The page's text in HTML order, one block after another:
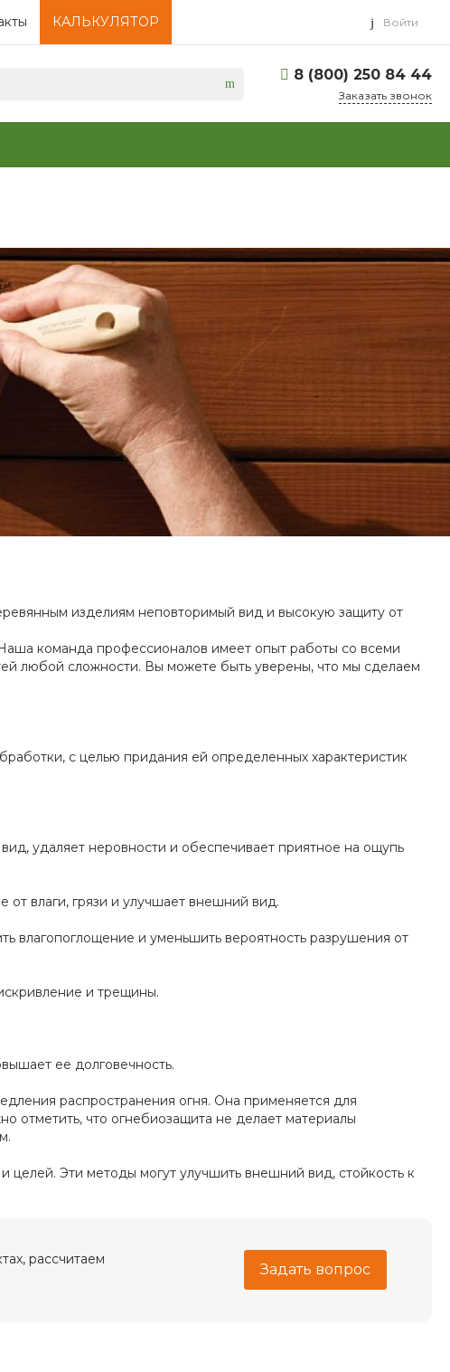
КАЛЬКУЛЯТОР Войти
8 (800) 250 84 44
Заказать звонок
изделиям неповторимый вид и высокую защиту от
команда профессионалов имеет опыт работы со всеми
любой сложности. Вы можете быть уверены, что мы сделаем
с целью придания ей определенных характеристик
удаляет неровности и обеспечивает приятное на ощупь
влаги, грязи и улучшает внешний вид.
влагопоглощение и уменьшить вероятность разрушения от
и трещины.
ее долговечность.
распространения огня. Она применяется для
отметить, что огнебиозащита не делает материалы
целей. Эти методы могут улучшить внешний вид, стойкость к
рассчитаем
Задать вопрос